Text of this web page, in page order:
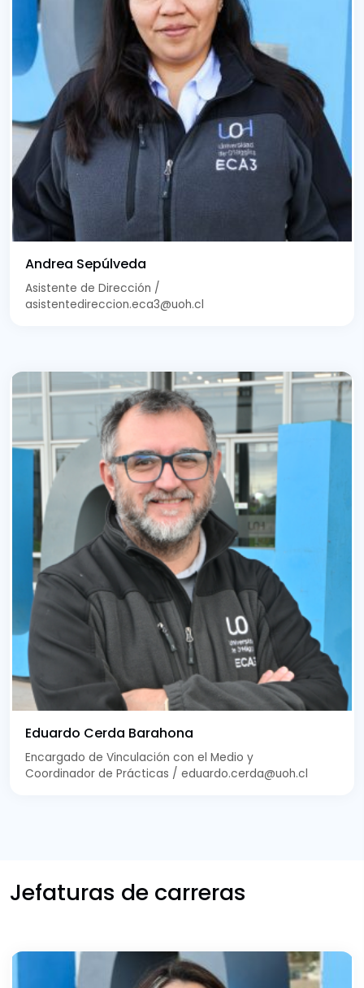
Andrea Sepúlveda
Asistente de Dirección /
asistentedireccion.eca3@uoh.cl
Eduardo Cerda Barahona
Encargado de Vinculación con el Medio y
Coordinador de Prácticas / eduardo.cerda@uoh.cl
Jefaturas de carreras